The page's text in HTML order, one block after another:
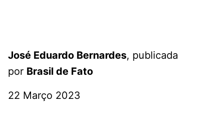
José Eduardo Bernardes, publicada
por Brasil de Fato
22 Março 2023